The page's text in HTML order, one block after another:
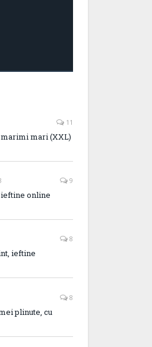
11
mari (XXL)
9
online
8
ieftine
8
plinute, cu